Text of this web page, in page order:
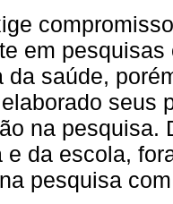
em
da saúde,
seus
na pesquisa.
e da escola,
pesquisa